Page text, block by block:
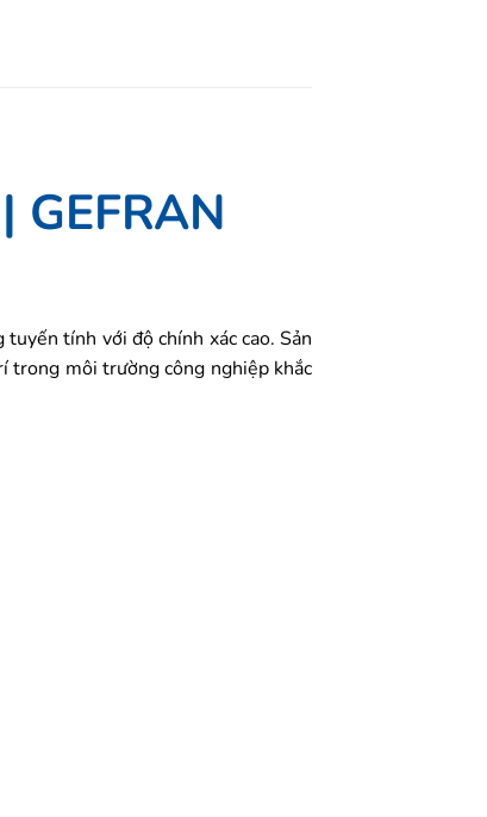
GEFRAN
tính với độ chính xác cao. Sản
trong môi trường công nghiệp khắc